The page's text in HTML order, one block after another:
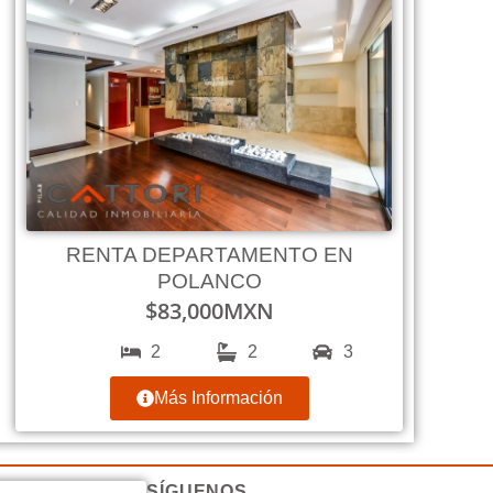
RENTA DEPARTAMENTO EN
POLANCO
$83,000MXN
2 2 3
Más Información